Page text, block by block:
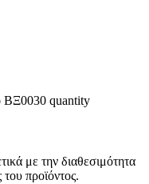
ΒΞ0030 quantity
με την διαθεσιμότητα
προϊόντος.